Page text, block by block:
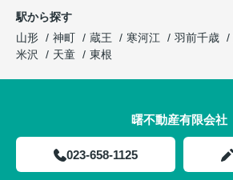
駅から探す
山形
神町 蔵王 寒河江 羽前千歳
米沢
天童 東根
曙不動産有限会社
023-658-1125